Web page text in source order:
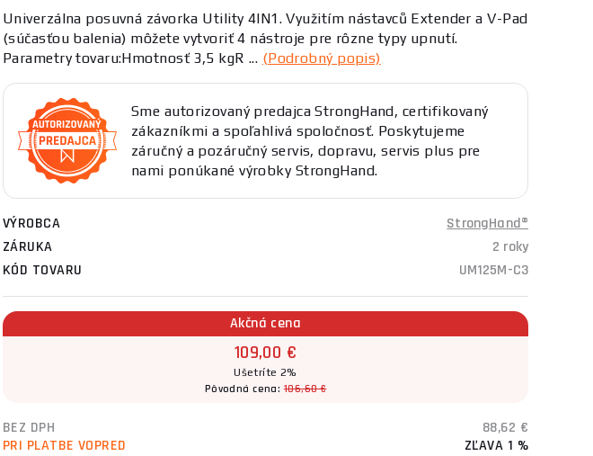
Univerzálna posuvná závorka Utility 4IN1. Využitím nástavců Extender a V-Pad
(súčasťou balenia) môžete vytvoriť 4 nástroje pre rôzne typy upnutí.
Parametry tovaru:Hmotnosť 3,5 kgR ... (Podrobný popis)
Sme autorizovaný predajca StrongHand, certifikovaný
zákazníkmi a spoľahlivá spoločnosť. Poskytujeme
záručný a pozáručný servis, dopravu, servis plus pre
nami ponúkané výrobky StrongHand.
VÝROBCA
StrongHand®
ZÁRUKA
2 roky
KÓD TOVARU
UM125M-C3
Akčná cena
109,00 €
Ušetríte 2%
Pôvodná cena:106,60 €
BEZ DPH
88,62 €
PRI PLATBE VOPRED
ZĽAVA 1 %